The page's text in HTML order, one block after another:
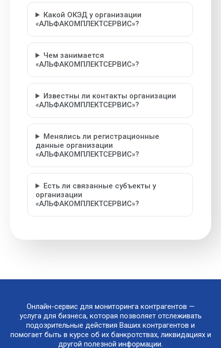
Какой ОКЭД у организации
«АЛЬФАКОМПЛЕКТСЕРВИС»?
Чем занимается
«АЛЬФАКОМПЛЕКТСЕРВИС»?
Известны ли контакты организации
«АЛЬФАКОМПЛЕКТСЕРВИС»?
Менялись ли регистрационные
данные организации
«АЛЬФАКОМПЛЕКТСЕРВИС»?
Есть ли связанные субъекты у
организации
«АЛЬФАКОМПЛЕКТСЕРВИС»?
Онлайн-сервис для мониторинга контрагентов —
услуга для бизнеса, которая позволяет отслеживать
подозрительные действия Ваших контрагентов и
помогает быть в курсе об их банкротствах, ликвидациях и
другой полезной информации.